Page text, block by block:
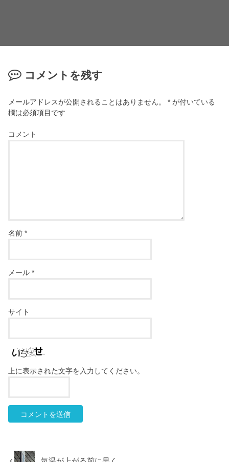
コメントを残す
メールアドレスが公開されることはありません。 * が付いている
欄は必須項目です
コメント
名前*
メール*
サイト
上に表示された文字を入力してください。